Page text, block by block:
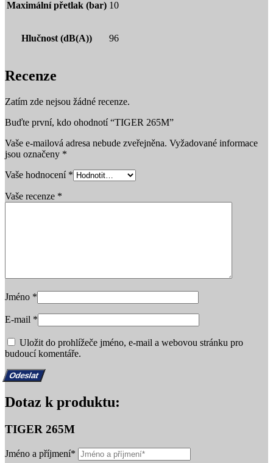
Maximální přetlak (bar) 10
Hlučnost (dB(A)) 96
Recenze
Zatím zde nejsou žádné recenze.
Buďte první, kdo ohodnotí “TIGER 265M”
Vaše e-mailová adresa nebude zveřejněna. Vyžadované informace
jsou označeny *
Vaše hodnocení *
Vaše recenze *
Jméno *
E-mail *
Uložit do prohlížeče jméno, e-mail a webovou stránku pro
budoucí komentáře.
Dotaz k produktu:
TIGER 265M
Jméno a příjmení*